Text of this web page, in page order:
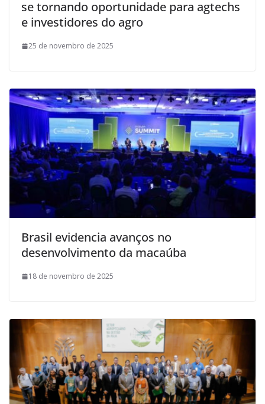
se tornando oportunidade para agtechs
e investidores do agro
25 de novembro de 2025
Brasil evidencia avanços no
desenvolvimento da macaúba
18 de novembro de 2025